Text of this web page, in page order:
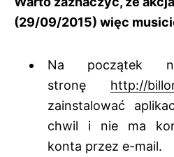
(29/09/2015) więc
Na początek
stronę http://
zainstalować
chwil i nie ma
konta przez e-mail.